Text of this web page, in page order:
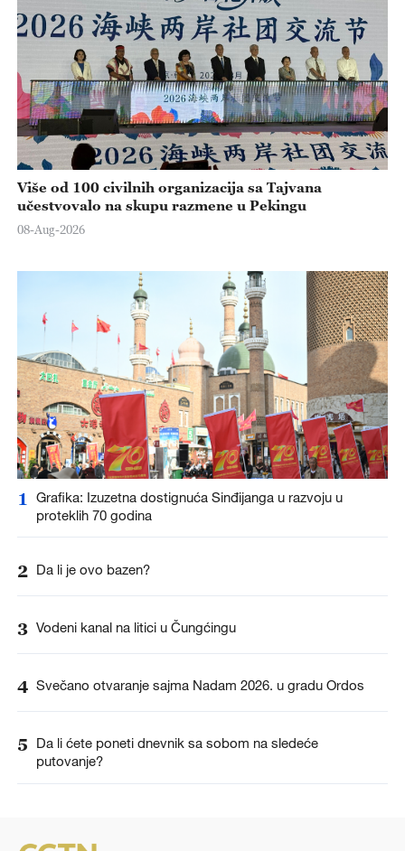
Više od 100 civilnih organizacija sa Tajvana
učestvovalo na skupu razmene u Pekingu
08-Aug-2026
1
Grafika: Izuzetna dostignuća Sinđijanga u razvoju u
proteklih 70 godina
2 Da li je ovo bazen?
3 Vodeni kanal na litici u Čungćingu
4 Svečano otvaranje sajma Nadam 2026. u gradu Ordos
5
Da li ćete poneti dnevnik sa sobom na sledeće
putovanje?